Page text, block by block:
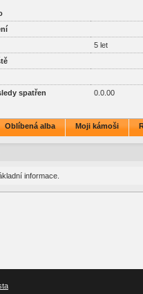
5 let
spatřen 0.0.00
Oblíbená alba Moji kámoši
informace.